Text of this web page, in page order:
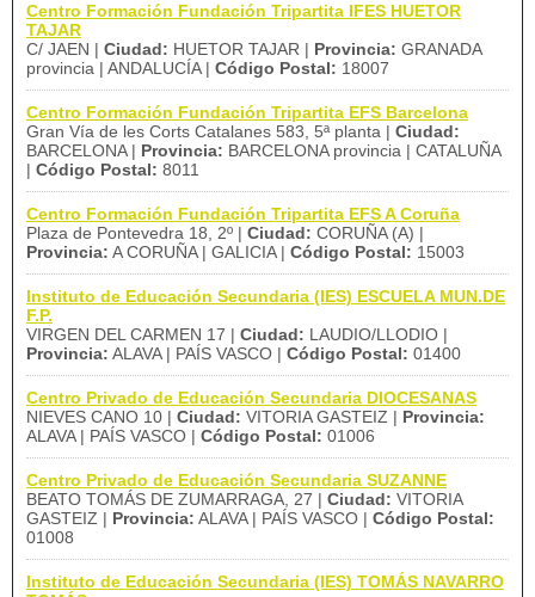
Centro Formación Fundación Tripartita IFES HUETOR
TAJAR
C/ JAEN | Ciudad: HUETOR TAJAR | Provincia: GRANADA
provincia | ANDALUCÍA | Código Postal: 18007
Centro Formación Fundación Tripartita EFS Barcelona
Gran Vía de les Corts Catalanes 583, 5ª planta | Ciudad:
BARCELONA | Provincia: BARCELONA provincia | CATALUÑA
| Código Postal: 8011
Centro Formación Fundación Tripartita EFS A Coruña
Plaza de Pontevedra 18, 2º | Ciudad: CORUÑA (A) |
Provincia: A CORUÑA | GALICIA | Código Postal: 15003
Instituto de Educación Secundaria (IES) ESCUELA MUN.DE
F.P.
VIRGEN DEL CARMEN 17 | Ciudad: LAUDIO/LLODIO |
Provincia: ALAVA | PAÍS VASCO | Código Postal: 01400
Centro Privado de Educación Secundaria DIOCESANAS
NIEVES CANO 10 | Ciudad: VITORIA GASTEIZ | Provincia:
ALAVA | PAÍS VASCO | Código Postal: 01006
Centro Privado de Educación Secundaria SUZANNE
BEATO TOMÁS DE ZUMARRAGA, 27 | Ciudad: VITORIA
GASTEIZ | Provincia: ALAVA | PAÍS VASCO | Código Postal:
01008
Instituto de Educación Secundaria (IES) TOMÁS NAVARRO